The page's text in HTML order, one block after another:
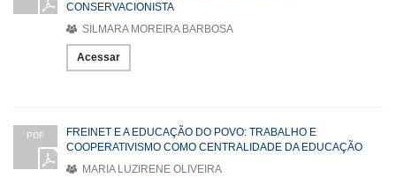
CONSERVACIONISTA
SILMARA MOREIRA BARBOSA
Acessar
PDF
FREINET E A EDUCAÇÃO DO POVO: TRABALHO E
COOPERATIVISMO COMO CENTRALIDADE DA EDUCAÇÃO
MARIA LUZIRENE OLIVEIRA